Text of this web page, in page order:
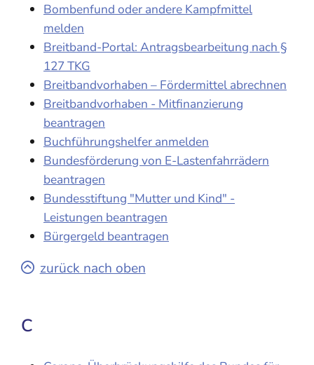
Bombenfund oder andere Kampfmittel
melden
Breitband-Portal: Antragsbearbeitung nach §
127 TKG
Breitbandvorhaben – Fördermittel abrechnen
Breitbandvorhaben - Mitfinanzierung
beantragen
Buchführungshelfer anmelden
Bundesförderung von E-Lastenfahrrädern
beantragen
Bundesstiftung "Mutter und Kind" -
Leistungen beantragen
Bürgergeld beantragen
zurück nach oben
C